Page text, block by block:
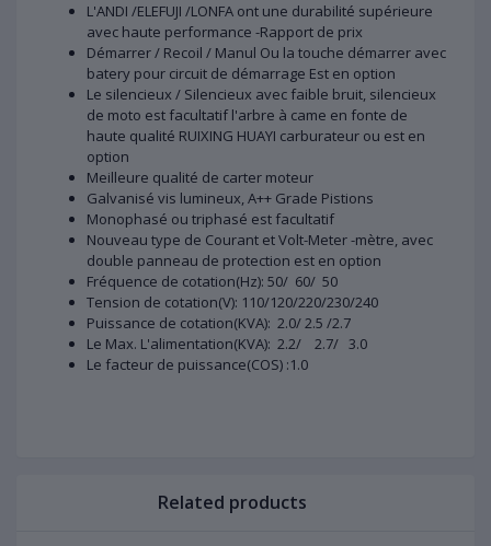
L'ANDI /ELEFUJI /LONFA ont une durabilité supérieure
avec haute performance -Rapport de prix
Démarrer / Recoil / Manul Ou la touche démarrer avec
batery pour circuit de démarrage Est en option
Le silencieux / Silencieux avec faible bruit, silencieux
de moto est facultatif l'arbre à came en fonte de
haute qualité RUIXING HUAYI carburateur ou est en
option
Meilleure qualité de carter moteur
Galvanisé vis lumineux, A++ Grade Pistions
Monophasé ou triphasé est facultatif
Nouveau type de Courant et Volt-Meter -mètre, avec
double panneau de protection est en option
Fréquence de cotation(Hz): 50/ 60/ 50
Tension de cotation(V): 110/120/220/230/240
Puissance de cotation(KVA): 2.0/ 2.5 /2.7
Le Max. L'alimentation(KVA): 2.2/ 2.7/ 3.0
Le facteur de puissance(COS) :1.0
Related products